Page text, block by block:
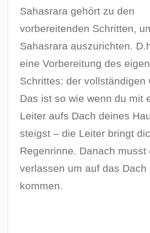
Sahasrara gehört zu den
vorbereitenden Schritten,
Sahasrara auszurichten.
eine Vorbereitung des
Schrittes: der vollständigen
Das ist so wie wenn du mit
Leiter aufs Dach deines
steigst – die Leiter bringt
Regenrinne. Danach musst
verlassen um auf das Dach
kommen.